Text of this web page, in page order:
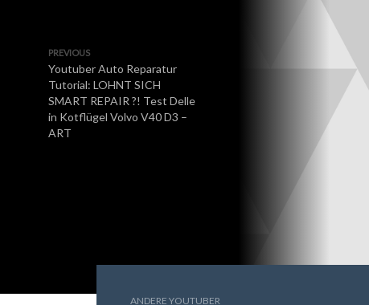
PREVIOUS
Youtuber Auto Reparatur
Tutorial: LOHNT SICH
SMART REPAIR ?! Test Delle
in Kotflügel Volvo V40 D3 –
ART
ANDERE YOUTUBER